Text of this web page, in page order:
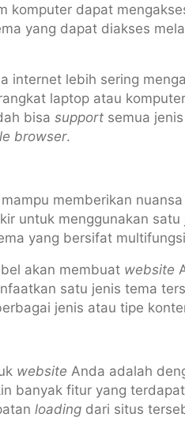
komputer dapat
yang dapat diakses
internet lebih sering
laptop atau
bisa support semua jenis
browser.
memberikan
untuk menggunakan
yang bersifat
akan membuat website
satu jenis tema
jenis atau tipe
website Anda adalah
banyak fitur yang
loading dari situs